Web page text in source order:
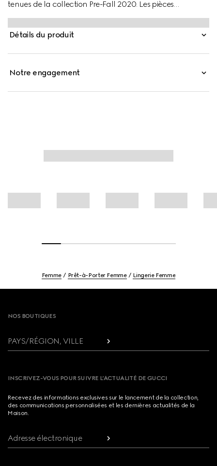
tenues de la collection Pre-Fall 2020. Les pièces
diaphanes de style lingerie incarnent ce que le Directeur
de la Création décrit comme un « beau cliché de la
sensualité », un concept exploré dans les dernières
Détails du produit
Notre engagement
Femme Prêt-à-Porter Femme Lingerie Femme
NOS BOUTIQUES
PAYS/RÉGION, VILLE
INSCRIVEZ-VOUS POUR SUIVRE L’ACTUALITÉ DE GUCCI
Recevez des informations exclusives sur le lancement de la collection,
des communications personnalisées et les dernières actualités de la
Maison.
Adresse électronique